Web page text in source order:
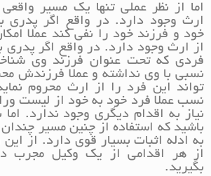
اما از نظر عملی تنها یک مسیر
ارث وجود دارد. در واقع اگر پدری
خود و فرزند خود را نفی کند عملا
از ارث وجود دارد. در واقع اگر پدری
فردی که تحت عنوان فرزند وی
نسبی با وی نداشته و عملا فرزندش
تواند این فرد را از ارث محروم
نسب عملا فرد خود به خود از لیست
نیاز به اقدام دیگری وجود ندارد. اما
باشید که استفاده از چنین مسیر
به ادله اثبات بسیار قوی دارد. از
از هر اقدامی از یک وکیل مجرب
بگیرید.